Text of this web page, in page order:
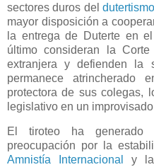
sectores duros deldutertismo
mayor disposición a
la entrega de Duterte en
último consideran la
extranjera y defienden la
permanece atrincherado
protectora de sus colegas,
legislativo en un
El tiroteo ha generado
preocupación por la
Amnistía Internacional
y la